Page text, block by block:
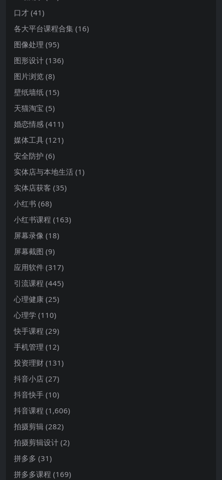
口才 (41)
各大平台课程合集 (16)
图像处理 (95)
图形设计 (136)
图片浏览 (8)
壁纸墙纸 (15)
天猫淘宝 (5)
婚恋情感 (411)
媒体工具 (121)
安全防护 (6)
实体店与本地生活 (1)
实体店获客 (35)
小红书 (68)
小红书课程 (163)
屏幕录像 (18)
屏幕截图 (9)
应用软件 (317)
引流课程 (445)
心理健康 (25)
心理学 (110)
快手课程 (29)
手机管理 (12)
投资理财 (131)
抖音小店 (27)
抖音快手 (10)
抖音课程 (1,606)
拍摄剪辑 (282)
拍摄剪辑设计 (2)
拼多多 (31)
拼多多课程 (169)